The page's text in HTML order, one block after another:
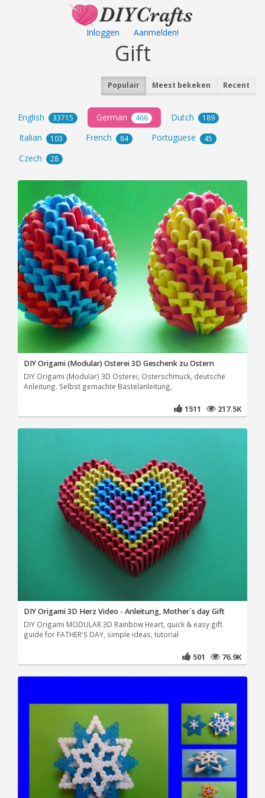
Inloggen Aanmelden!
Gift
Populair Meest bekeken Recent
English 33715 German 466 Dutch 189
Italian 103 French 84 Portuguese 45
Czech 28
DIY Origami (Modular) Osterei 3D Geschenk zu Ostern
DIY Origami (Modular) 3D Osterei, Osterschmuck, deutsche
Anleitung. Selbst gemachte Bastelanleitung,
1511 217.5K
DIY Origami 3D Herz Video - Anleitung, Mother´s day Gift
DIY Origami MODULAR 3D Rainbow Heart, quick & easy gift
guide for FATHER'S DAY, simple ideas, tutorial
501 76.9K